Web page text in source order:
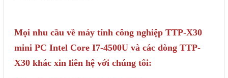
Mọi nhu cầu về máy tính công nghiệp TTP-X30
mini PC Intel Core I7-4500U và các dòng TTP-
X30 khác xin liên hệ với chúng tôi: